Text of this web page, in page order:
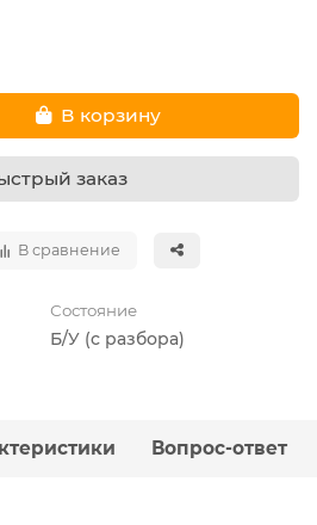
В корзину
заказ
В сравнение
Состояние
Б/У (с разбора)
Вопрос-ответ